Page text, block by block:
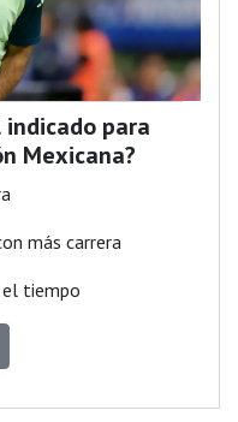
indicado para
Mexicana?
más carrera
el tiempo